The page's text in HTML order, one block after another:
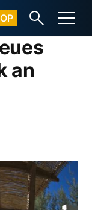
an